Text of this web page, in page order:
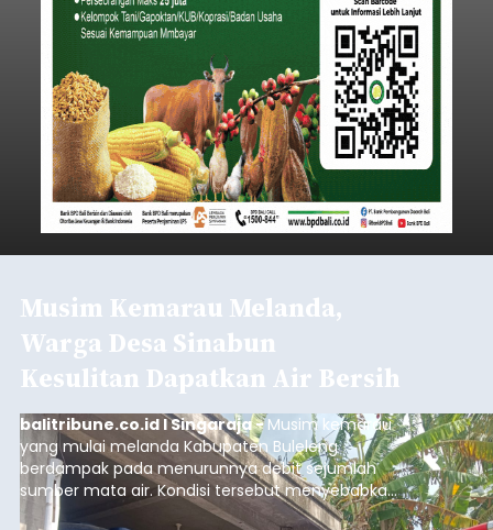
Musim Kemarau Melanda,
Warga Desa Sinabun
Kesulitan Dapatkan Air Bersih
balitribune.co.id I Singaraja -Musim kemarau
yang mulai melanda Kabupaten Buleleng
berdampak pada menurunnya debit sejumlah
sumber mata air. Kondisi tersebut menyebabkan
warga di beberapa desa mulai mengalami